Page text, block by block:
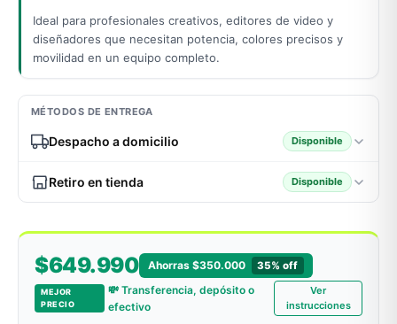
Ideal para profesionales creativos, editores de video y
diseñadores que necesitan potencia, colores precisos y
movilidad en un equipo completo.
MÉTODOS DE ENTREGA
Despacho a domicilio Disponible
Retiro en tienda Disponible
$649.990 Ahorras $350.000 35% off
MEJOR
PRECIO
💸 Transferencia, depósito o
efectivo
Ver
instrucciones